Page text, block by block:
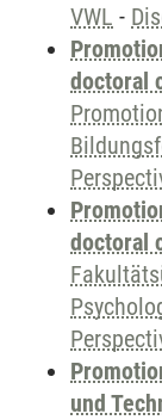
VWL -
doctoral
doctoral
und